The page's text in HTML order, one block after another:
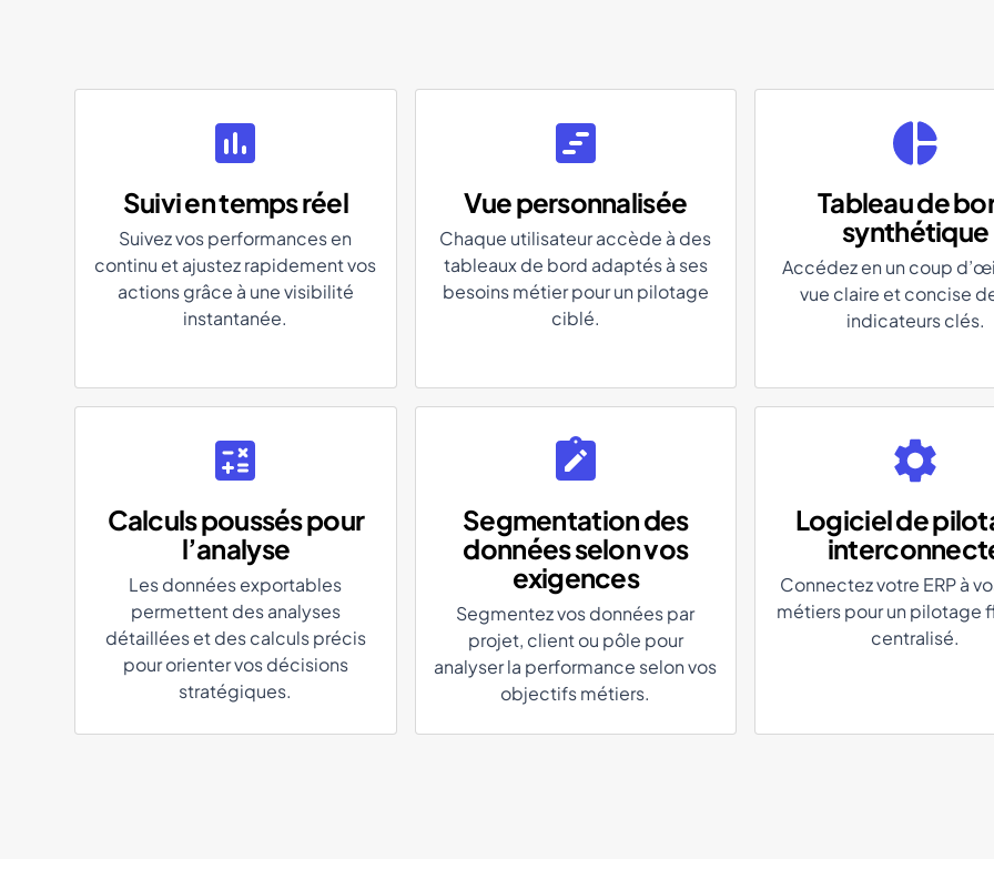
Suivi en temps réel
Suivez vos performances en
continu et ajustez rapidement vos
actions grâce à une visibilité
instantanée.
Vue personnalisée
Chaque utilisateur accède à des
tableaux de bord adaptés à ses
besoins métier pour un pilotage
ciblé.
Tableau de
synthétique
Accédez en un coup
vue claire et concise
indicateurs clés.
Calculs poussés pour
l’analyse
​​Les données exportables
permettent des analyses
détaillées et des calculs précis
pour orienter vos décisions
stratégiques.
Segmentation des
données selon vos
exigences
Segmentez vos données par
projet, client ou pôle pour
analyser la performance selon vos
objectifs métiers.
Logiciel de
Connectez votre ERP à
métiers pour un pilotage
centralisé.